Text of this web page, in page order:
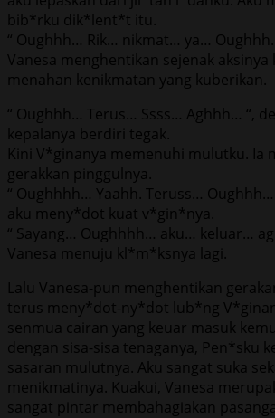
bib*rku dik*lent*t itu.
“ Oughhh… Rik… nikmat… ya…
Vanesa menghentikan sejenak
menahan kenikmatan yang kuberikan.
“ Oughhh… Terus… Ssss… Aghhh… “,
kepalanya berdiri tegak.
Kini V*ginanya memenuhi mulutku. Ia
gerakkan pinggulnya.
“ Oughhhh… Yaahh. Teruss…
aku meny*dot kuat v*gin*nya.
“ Sayang… Oughhhh… aku… keluar…
Vanesa menuju kl*m*ksnya lagi.
Lalu Vanesa-pun menghentikan
terus meny*dot-ny*dot lub*ng
senmua cairan yang keuar masuk
dengan sisa-sisa tenaganya, Pen*sku
sasaran mulutnya. Aku sangat suka
menikmatinya. Kuakui, Vanesa
sangat pintar membahagiakan